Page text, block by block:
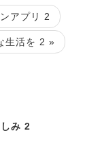
アプリ 2
生活を 2 »
み 2